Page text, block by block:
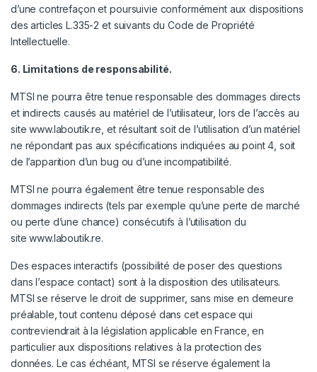
d’une contrefaçon et poursuivie conformément aux dispositions
des articles L.335-2 et suivants du Code de Propriété
Intellectuelle.
6. Limitations de responsabilité.
MTSI ne pourra être tenue responsable des dommages directs
et indirects causés au matériel de l’utilisateur, lors de l’accès au
site www.laboutik.re, et résultant soit de l’utilisation d’un matériel
ne répondant pas aux spécifications indiquées au point 4, soit
de l’apparition d’un bug ou d’une incompatibilité.
MTSI ne pourra également être tenue responsable des
dommages indirects (tels par exemple qu’une perte de marché
ou perte d’une chance) consécutifs à l’utilisation du
sitewww.laboutik.re.
Des espaces interactifs (possibilité de poser des questions
dans l’espace contact) sont à la disposition des utilisateurs.
MTSI se réserve le droit de supprimer, sans mise en demeure
préalable, tout contenu déposé dans cet espace qui
contreviendrait à la législation applicable en France, en
particulier aux dispositions relatives à la protection des
données. Le cas échéant, MTSI se réserve également la